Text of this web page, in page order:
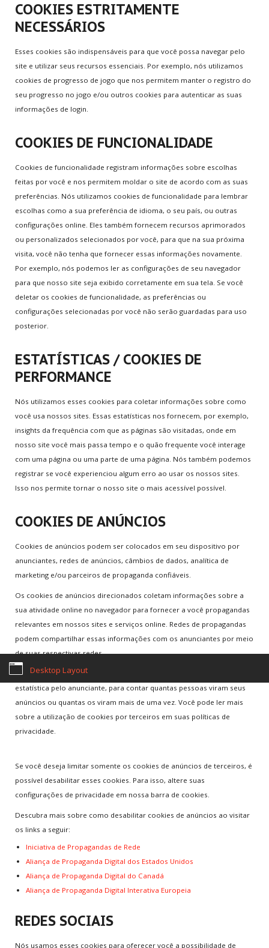
COOKIES ESTRITAMENTE
NECESSÁRIOS
Esses cookies são indispensáveis para que você possa navegar pelo
site e utilizar seus recursos essenciais. Por exemplo, nós utilizamos
cookies de progresso de jogo que nos permitem manter o registro do
seu progresso no jogo e/ou outros cookies para autenticar as suas
informações de login.
COOKIES DE FUNCIONALIDADE
Cookies de funcionalidade registram informações sobre escolhas
feitas por você e nos permitem moldar o site de acordo com as suas
preferências. Nós utilizamos cookies de funcionalidade para lembrar
escolhas como a sua preferência de idioma, o seu país, ou outras
configurações online. Eles também fornecem recursos aprimorados
ou personalizados selecionados por você, para que na sua próxima
visita, você não tenha que fornecer essas informações novamente.
Por exemplo, nós podemos ler as configurações de seu navegador
para que nosso site seja exibido corretamente em sua tela. Se você
deletar os cookies de funcionalidade, as preferências ou
configurações selecionadas por você não serão guardadas para uso
posterior.
ESTATÍSTICAS / COOKIES DE
PERFORMANCE
Nós utilizamos esses cookies para coletar informações sobre como
você usa nossos sites. Essas estatísticas nos fornecem, por exemplo,
insights da frequência com que as páginas são visitadas, onde em
nosso site você mais passa tempo e o quão frequente você interage
com uma página ou uma parte de uma página. Nós também podemos
registrar se você experienciou algum erro ao usar os nossos sites.
Isso nos permite tornar o nosso site o mais acessível possível.
COOKIES DE ANÚNCIOS
Cookies de anúncios podem ser colocados em seu dispositivo por
anunciantes, redes de anúncios, câmbios de dados, analítica de
marketing e/ou parceiros de propaganda confiáveis.
Os cookies de anúncios direcionados coletam informações sobre a
sua atividade online no navegador para fornecer a você propagandas
relevantes em nossos sites e serviços online. Redes de propagandas
podem compartilhar essas informações com os anunciantes por meio
de suas respectivas redes.
Cookies de anúncios podem também ser utilizados para análise
estatística pelo anunciante, para contar quantas pessoas viram seus
anúncios ou quantas os viram mais de uma vez. Você pode ler mais
sobre a utilização de cookies por terceiros em suas políticas de
privacidade.
Se você deseja limitar somente os cookies de anúncios de terceiros, é
possível desabilitar esses cookies. Para isso, altere suas
configurações de privacidade em nossa barra de cookies.
Descubra mais sobre como desabilitar cookies de anúncios ao visitar
os links a seguir:
Iniciativa de Propagandas de Rede
Aliança de Propaganda Digital dos Estados Unidos
Aliança de Propaganda Digital do Canadá
Aliança de Propaganda Digital Interativa Europeia
REDES SOCIAIS
Nós usamos esses cookies para oferecer você a possibilidade de
TERMOSLEGAIS
Termos do Site
Política de Privacidade
Informação aos Pais
Política de Cookies
Política de Trocas
MAISJOGADOS
World Cup Penalty
Tennis
Call of Duty 2
Super Mario Bros.
Arcade Golf
MENUDO USUÁRIO
Assinar Plano
Login/Conta
Meu Perfil
Lembrete de Usuário
Home Termos Legais Sobre nós Notícias
Games
Email de Suporte: contato@rscgames.com.br
Desktop Layout